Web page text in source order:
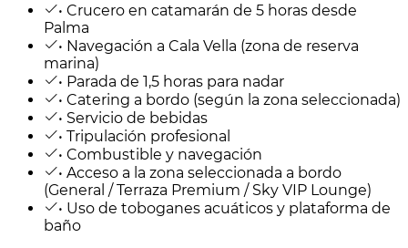
• Crucero en catamarán de 5 horas desde
Palma
• Navegación a Cala Vella (zona de reserva
marina)
• Parada de 1,5 horas para nadar
• Catering a bordo (según la zona seleccionada)
• Servicio de bebidas
• Tripulación profesional
• Combustible y navegación
• Acceso a la zona seleccionada a bordo
(General / Terraza Premium / Sky VIP Lounge)
• Uso de toboganes acuáticos y plataforma de
baño